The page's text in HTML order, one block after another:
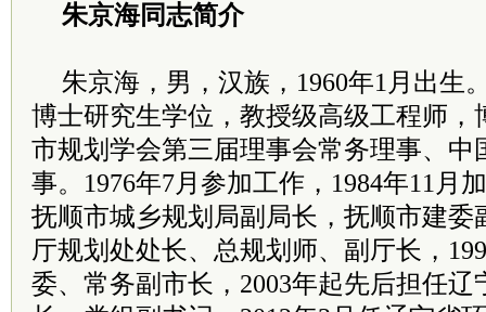
朱京海同志简介
朱京海，男，汉族，1960年1月出生
博士研究生学位，教授级高级工程师，
市规划学会第三届理事会常务理事、中
事。1976年7月参加工作，1984年11月
抚顺市城乡规划局副局长，抚顺市建委
厅规划处处长、总规划师、副厅长，
委、常务副市长，2003年起先后担任